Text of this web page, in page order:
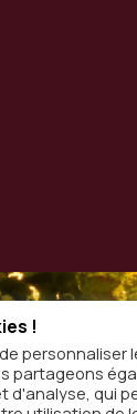
!
partageons
d'analyse, qui